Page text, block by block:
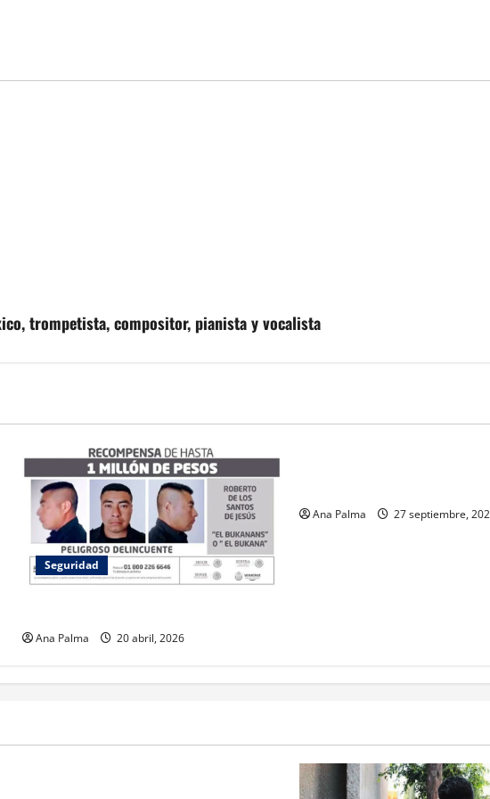
trompetista, compositor, pianista y vocalista
Seguridad
Ana Palma 20 abril, 2026
Ana Palma 27 septiembre,